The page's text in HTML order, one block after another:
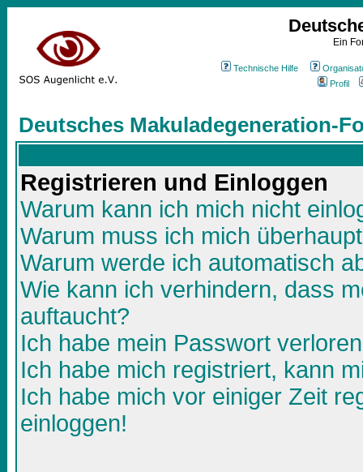
Ein
Technische Hilfe
Profil
Deutsches Makuladegeneration-
Registrieren und Einloggen
Warum kann ich mich nicht
Warum muss ich mich
Warum werde ich automatisch
Wie kann ich verhindern, dass
auftaucht?
Ich habe mein Passwort
Ich habe mich registriert, kann
Ich habe mich vor einiger Zeit
einloggen!